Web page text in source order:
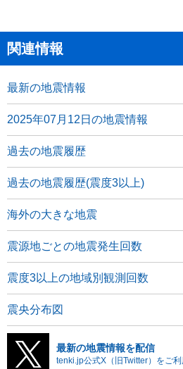
関連情報
最新の地震情報
2025年07月12日の地震情報
過去の地震履歴
過去の地震履歴(震度3以上)
海外の大きな地震
震源地ごとの地震発生回数
震度3以上の地域別観測回数
震央分布図
最新の地震情報を配信
tenki.jp公式X（旧Twitter）をご利